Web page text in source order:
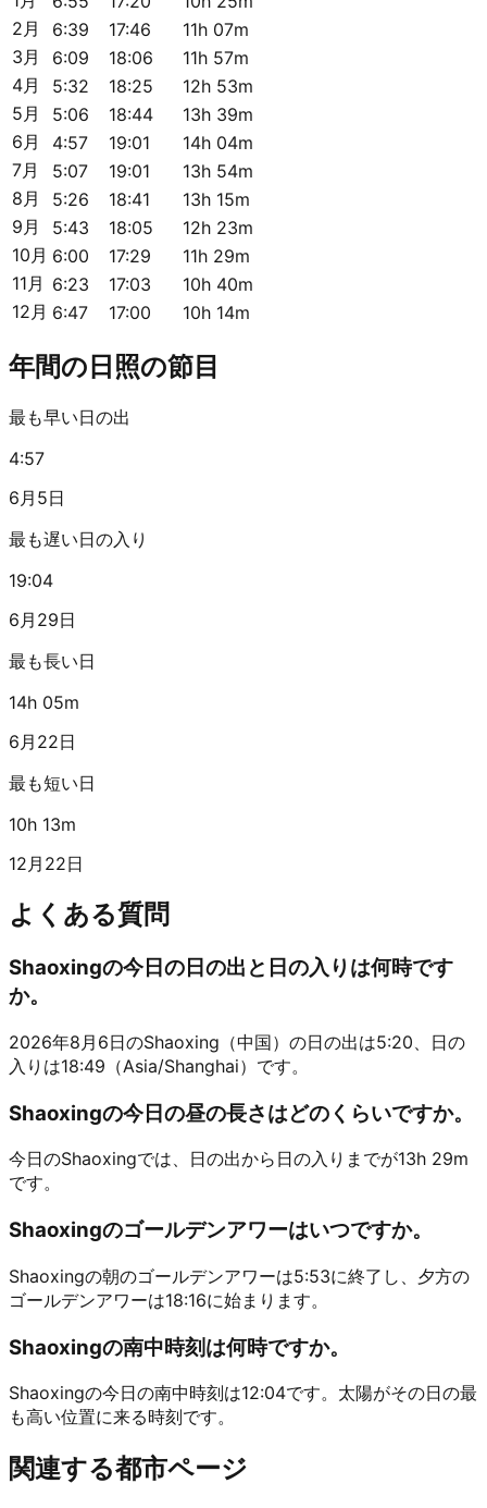
2月
6:39 17:46
11h 07m
3月
6:09 18:06
11h 57m
4月
5:32 18:25
12h 53m
5月
5:06 18:44
13h 39m
6月
4:57 19:01
14h 04m
7月
5:07 19:01
13h 54m
8月
5:26 18:41
13h 15m
9月
5:43 18:05
12h 23m
10月 6:00 17:29
11h 29m
11月 6:23 17:03
10h 40m
12月 6:47 17:00 10h 14m
年間の日照の節目
最も早い日の出
4:57
6月5日
最も遅い日の入り
19:04
6月29日
最も長い日
14h 05m
6月22日
最も短い日
10h 13m
12月22日
よくある質問
Shaoxingの今日の日の出と日の入りは何時です
か。
2026年8月6日のShaoxing（中国）の日の出は5:20、日の
入りは18:49（Asia/Shanghai）です。
Shaoxingの今日の昼の長さはどのくらいですか。
今日のShaoxingでは、日の出から日の入りまでが13h 29m
です。
Shaoxingのゴールデンアワーはいつですか。
Shaoxingの朝のゴールデンアワーは5:53に終了し、夕方の
ゴールデンアワーは18:16に始まります。
Shaoxingの南中時刻は何時ですか。
Shaoxingの今日の南中時刻は12:04です。太陽がその日の最
も高い位置に来る時刻です。
関連する都市ページ